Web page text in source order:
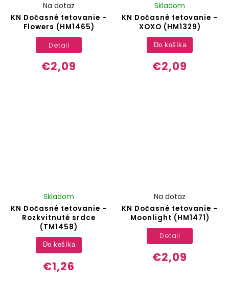
KN Dočasné tetovanie -
Flowers (HM1465)
Na dotaz
€2,09
Detail
KN Dočasné tetovanie -
XOXO (HM1329)
Skladom
€2,09
Do košíka
KN Dočasné tetovanie -
Rozkvitnuté srdce
(TM1458)
Skladom
€1,26
Do košíka
KN Dočasné tetovanie -
Moonlight (HM1471)
Na dotaz
€2,09
Detail